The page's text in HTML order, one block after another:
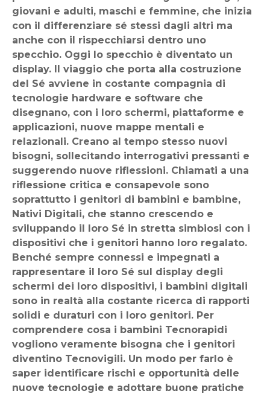
giovani e adulti, maschi e femmine, che inizia
con il differenziare sé stessi dagli altri ma
anche con il rispecchiarsi dentro uno
specchio. Oggi lo specchio è diventato un
display. Il viaggio che porta alla costruzione
del Sé avviene in costante compagnia di
tecnologie hardware e software che
disegnano, con i loro schermi, piattaforme e
applicazioni, nuove mappe mentali e
relazionali. Creano al tempo stesso nuovi
bisogni, sollecitando interrogativi pressanti e
suggerendo nuove riflessioni. Chiamati a una
riflessione critica e consapevole sono
soprattutto i genitori di bambini e bambine,
Nativi Digitali, che stanno crescendo e
sviluppando il loro Sé in stretta simbiosi con i
dispositivi che i genitori hanno loro regalato.
Benché sempre connessi e impegnati a
rappresentare il loro Sé sul display degli
schermi dei loro dispositivi, i bambini digitali
sono in realtà alla costante ricerca di rapporti
solidi e duraturi con i loro genitori. Per
comprendere cosa i bambini Tecnorapidi
vogliono veramente bisogna che i genitori
diventino Tecnovigili. Un modo per farlo è
saper identificare rischi e opportunità delle
nuove tecnologie e adottare buone pratiche